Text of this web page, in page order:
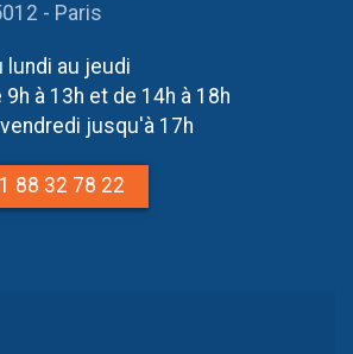
- Paris
lundi au jeudi
9h à 13h et de 14h à 18h
vendredi jusqu'à 17h
88 32 78 22